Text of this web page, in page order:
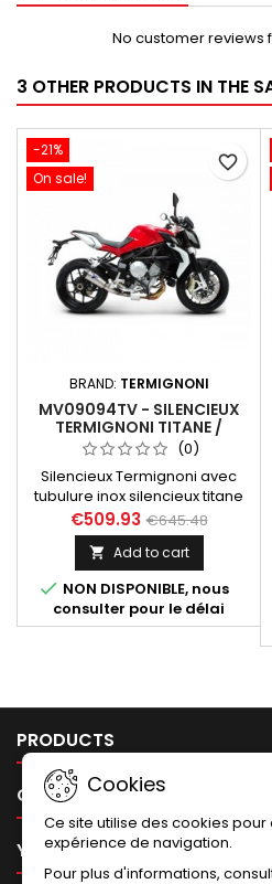
No customer reviews
3 OTHER PRODUCTS IN THE
-21%
On sale!
BRAND: TERMIGNONI
MV09094TV - SILENCIEUX
TERMIGNONI TITANE /
CARBON MV AGUSTA
BRUTALE 675 / 800 2012-
2016
(0)
Silencieux Termignoni avec
tubulure inox silencieux titane
avec embout carbone pour
MV Agusta Brutale 675 / 800
années 2012 à 2016 et Rivale
2013 à 2016.
€509.93 €645.48
 Add to cart
 NON DISPONIBLE, nous
consulter pour le délai
favorite_border
PRODUCTS
OUR COMPANY
YOUR ACCOUNT
Cookies
Ce site utilise des cookies
expérience de navigation.
Pour plus d'informations,